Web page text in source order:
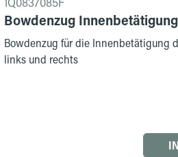
Bowdenzug
Bowdenzug für die Innenbetätigung
links und rechts